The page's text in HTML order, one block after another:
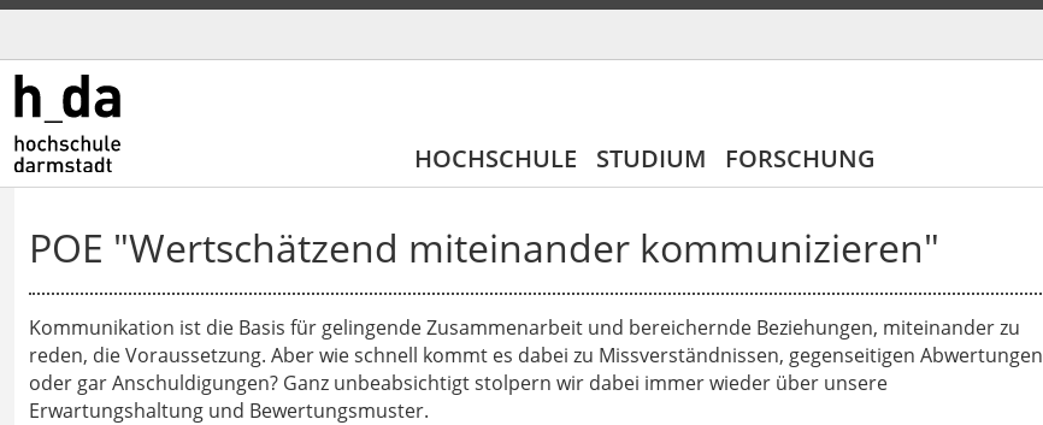
HOCHSCHULE STUDIUM FORSCHUNG
POE "Wertschätzend miteinander kommunizieren"
Kommunikation ist die Basis für gelingende Zusammenarbeit und bereichernde Beziehungen, miteinander zu
reden, die Voraussetzung. Aber wie schnell kommt es dabei zu Missverständnissen, gegenseitigen Abwertungen
oder gar Anschuldigungen? Ganz unbeabsichtigt stolpern wir dabei immer wieder über unsere
Erwartungshaltung und Bewertungsmuster.